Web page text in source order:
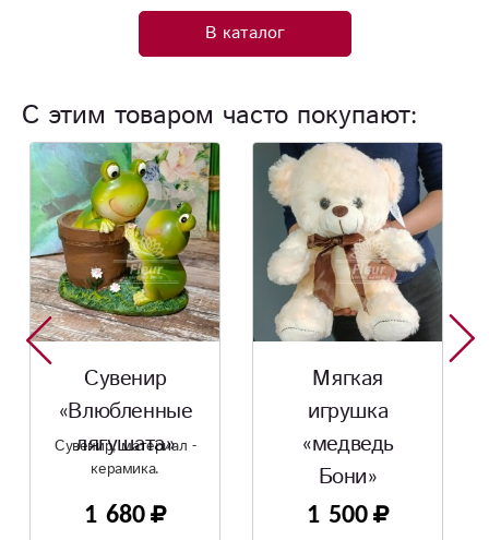
В каталог
С этим товаром часто покупают:
Мягкая
игрушка
«медведь
Бони»
1 500
Новинка
Мягкая
игрушка
«Мишка Тони»
1 950
Заказать
Купить в 1
клик